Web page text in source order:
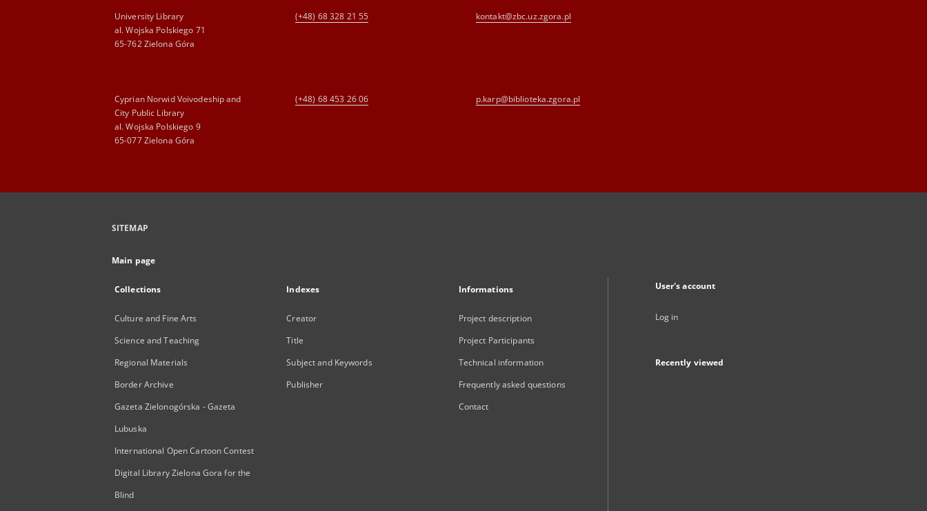
University Library
al. Wojska Polskiego 71
65-762 Zielona Góra
(+48) 68 328 21 55 kontakt@zbc.uz.zgora.pl
Cyprian Norwid Voivodeship and
City Public Library
al. Wojska Polskiego 9
65-077 Zielona Góra
(+48) 68 453 26 06 p.karp@biblioteka.zgora.pl
SITEMAP
Main page
Collections
Culture and Fine Arts
Science and Teaching
Regional Materials
Border Archive
Gazeta Zielonogórska - Gazeta
Lubuska
International Open Cartoon Contest
Digital Library Zielona Gora for the
Blind
Indexes
Creator
Title
Subject and Keywords
Publisher
Informations
Project description
Project Participants
Technical information
Frequently asked questions
Contact
User's account
Log in
Recently viewed